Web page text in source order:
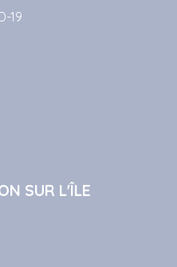
19
SUR L'ÎLE